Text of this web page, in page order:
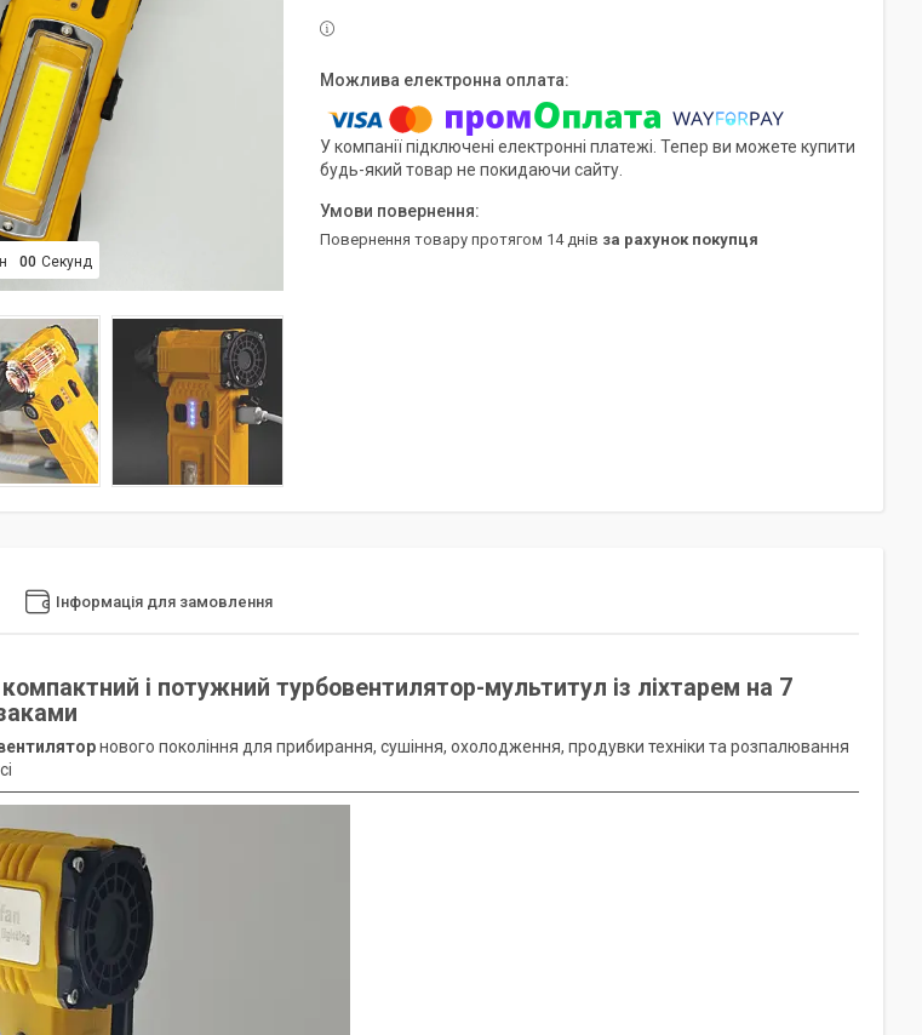
00 Секунд
У компанії підключені електронні платежі. Тепер ви можете купити
будь-який товар не покидаючи сайту.
повернення товару протягом 14 днів за рахунок покупця
Інформація для замовлення
і потужний турбовентилятор-мультитул із ліхтарем на 7
нового покоління для прибирання, сушіння, охолодження, продувки техніки та розпалювання